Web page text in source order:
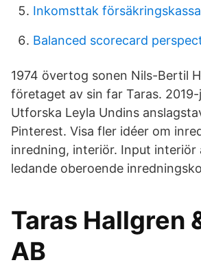
Inkomsttak
Balanced scorecard
1974 övertog sonen Nils-Bertil
företaget av sin far Taras.
Utforska Leyla Undins
Pinterest. Visa fler idéer om
inredning, interiör. Input interiör
ledande oberoende
Taras Hallgren
AB